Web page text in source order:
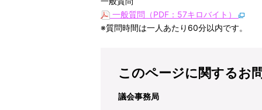
一般質問（PDF：57キロバイト）
※質問時間は一人あたり60分以内です。
このページに関するお
議会事務局